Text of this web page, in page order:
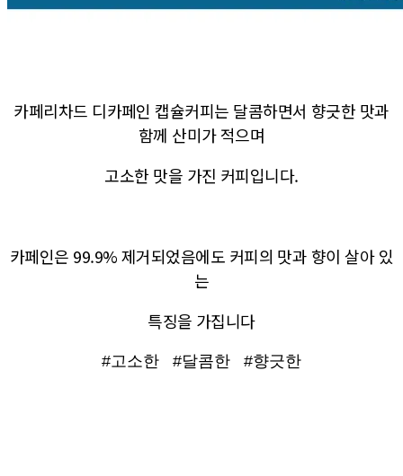
카페리차드 디카페인 캡슐커피는 달콤하면서 향긋한 맛과
함께 산미가 적으며
고소한 맛을 가진 커피입니다.
카페인은 99.9% 제거되었음에도 커피의 맛과 향이 살아 있
는
특징을 가집니다
#고소한 #달콤한 #향긋한